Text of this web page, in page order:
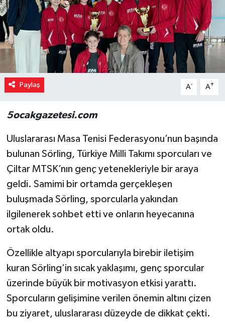
Paylaş A- A+
5ocakgazetesi.com
Uluslararası Masa Tenisi Federasyonu’nun başında
bulunan Sörling, Türkiye Milli Takımı sporcuları ve
Çiltar MTSK’nın genç yetenekleriyle bir araya
geldi. Samimi bir ortamda gerçekleşen
buluşmada Sörling, sporcularla yakından
ilgilenerek sohbet etti ve onların heyecanına
ortak oldu.
Özellikle altyapı sporcularıyla birebir iletişim
kuran Sörling’in sıcak yaklaşımı, genç sporcular
üzerinde büyük bir motivasyon etkisi yarattı.
Sporcuların gelişimine verilen önemin altını çizen
bu ziyaret, uluslararası düzeyde de dikkat çekti.